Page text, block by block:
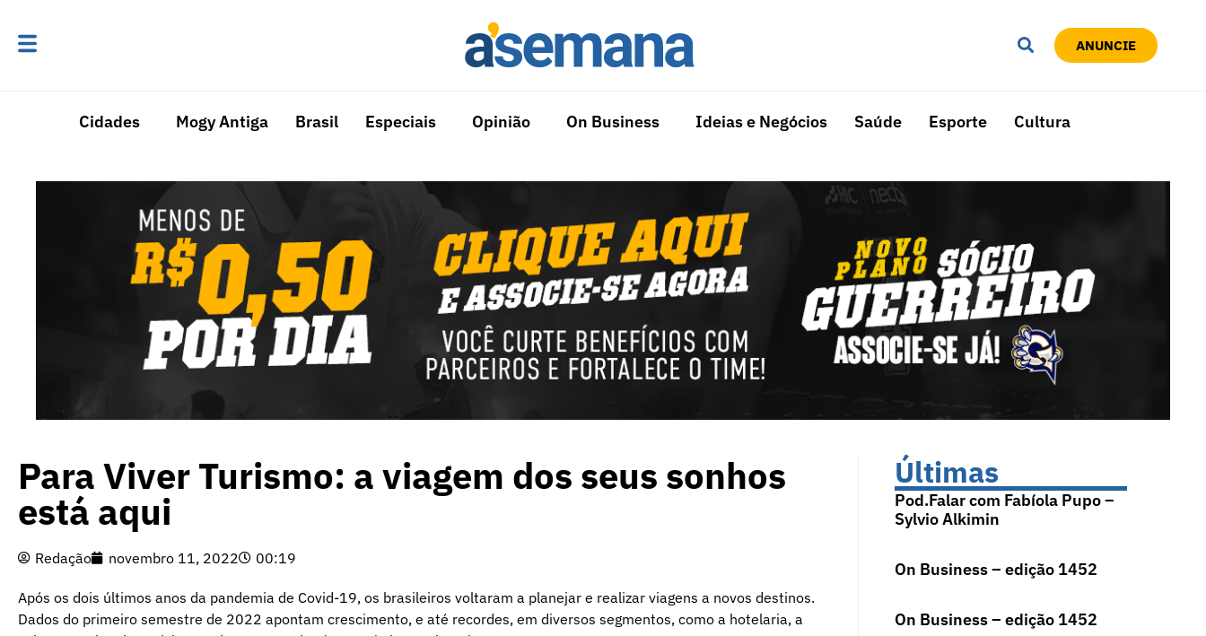
ANUNCIE
Cidades Mogy Antiga Brasil Especiais Opinião On Business Ideias e Negócios Saúde Esporte Cultura
Para Viver Turismo: a viagem dos seus sonhos
está aqui
Redação novembro 11, 2022 00:19
Após os dois últimos anos da pandemia de Covid-19, os brasileiros voltaram a planejar e realizar viagens a novos destinos.
Dados do primeiro semestre de 2022 apontam crescimento, e até recordes, em diversos segmentos, como a hotelaria, a
Últimas
Pod.Falar com Fabíola Pupo –
Sylvio Alkimin
On Business – edição 1452
On Business – edição 1452